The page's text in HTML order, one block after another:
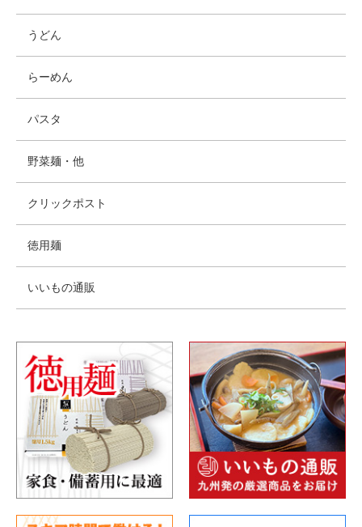
うどん
らーめん
パスタ
野菜麺・他
クリックポスト
徳用麺
いいもの通販